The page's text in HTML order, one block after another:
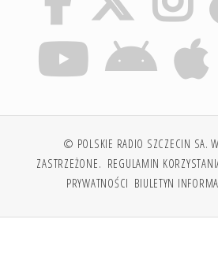
© POLSKIE RADIO SZCZECIN SA.
ZASTRZEŻONE. REGULAMIN
PRYWATNOŚCI BIULETYN